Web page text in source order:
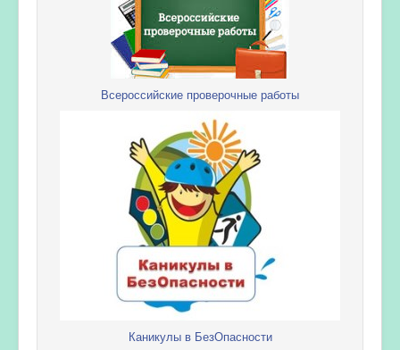
Всероссийские проверочные работы
Каникулы в БезОпасности